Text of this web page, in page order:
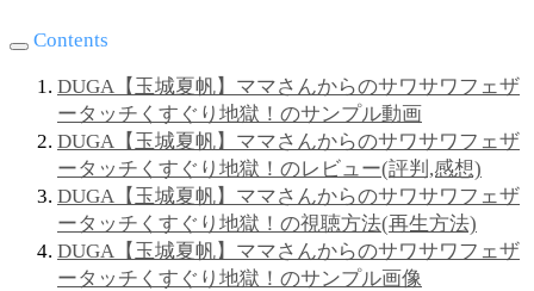
Contents
DUGA【玉城夏帆】ママさんからのサワサワフェザ
ータッチくすぐり地獄！のサンプル動画
DUGA【玉城夏帆】ママさんからのサワサワフェザ
ータッチくすぐり地獄！のレビュー(評判,感想)
DUGA【玉城夏帆】ママさんからのサワサワフェザ
ータッチくすぐり地獄！の視聴方法(再生方法)
DUGA【玉城夏帆】ママさんからのサワサワフェザ
ータッチくすぐり地獄！のサンプル画像